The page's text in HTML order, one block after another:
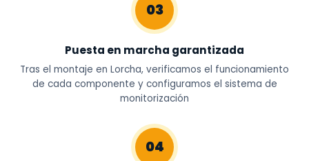
03
Puesta en marcha garantizada
Tras el montaje en Lorcha, verificamos el funcionamiento
de cada componente y configuramos el sistema de
monitorización
04